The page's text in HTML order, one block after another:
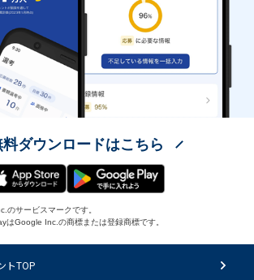
料ダウンロードはこちら
サービスマークです。
Google Inc.の商標または登録商標です。
トTOP